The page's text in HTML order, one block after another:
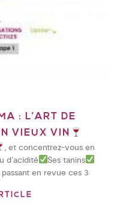
: L’ART DE
VIEUX VIN
, et concentrez-vous en
d’acidité
Ses tanins
passant en revue ces 3